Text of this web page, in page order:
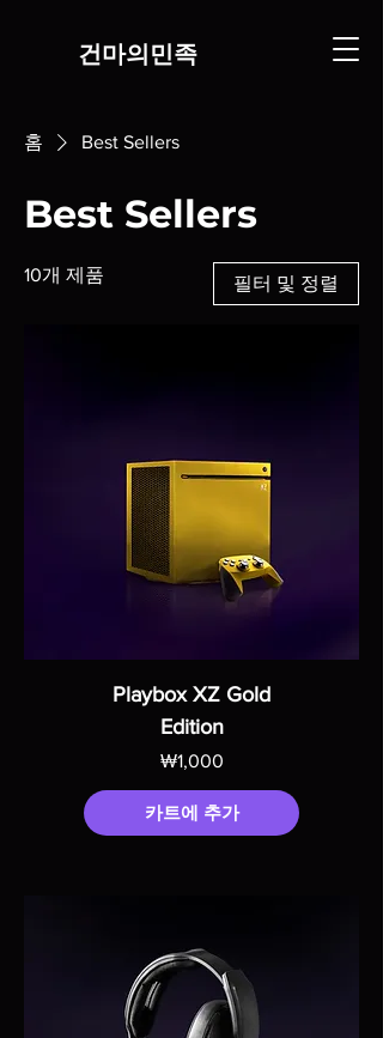
​건마의민족
홈 Best Sellers
Best Sellers
10개 제품 필터 및 정렬
Playbox XZ Gold
Edition
가격
₩1,000
카트에 추가